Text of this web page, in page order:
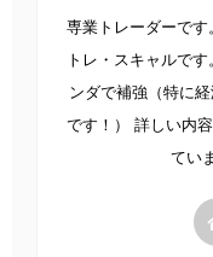
専業トレーダーで
トレ・スキャルで
ンダで補強（特に
です！） 詳しい内
てい